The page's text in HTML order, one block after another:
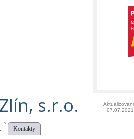
s.r.o.
07.07.2021
Kontakty